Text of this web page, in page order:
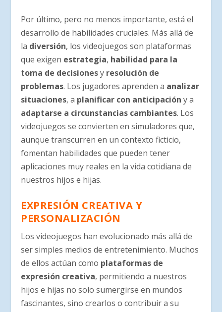
Por último, pero no menos importante, está el
desarrollo de habilidades cruciales. Más allá de
la diversión, los videojuegos son plataformas
que exigen estrategia, habilidad para la
toma de decisionesy resolución de
problemas. Los jugadores aprenden a analizar
situaciones, a planificar con anticipación y a
adaptarse a circunstancias cambiantes. Los
videojuegos se convierten en simuladores que,
aunque transcurren en un contexto ficticio,
fomentan habilidades que pueden tener
aplicaciones muy reales en la vida cotidiana de
nuestros hijos e hijas.
EXPRESIÓN CREATIVA Y
PERSONALIZACIÓN
Los videojuegos han evolucionado más allá de
ser simples medios de entretenimiento. Muchos
de ellos actúan como plataformas de
expresión creativa, permitiendo a nuestros
hijos e hijas no solo sumergirse en mundos
fascinantes, sino crearlos o contribuir a su